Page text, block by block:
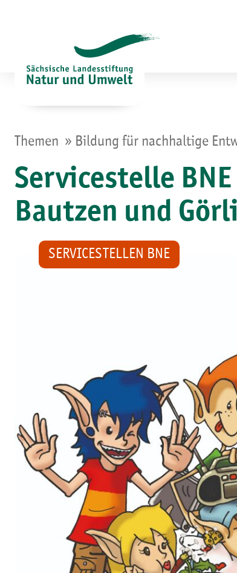
Themen » Bildung für nachhaltige
Servicestelle
Bautzen und
SERVICESTELLEN BNE